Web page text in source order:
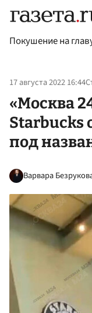
Покушение на
17 августа 2022 16:44
«Москва
Starbucks
под
Варвара